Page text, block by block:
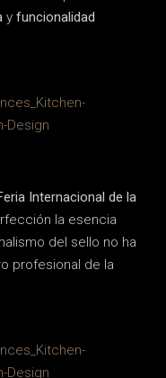
yfuncionalidad
Internacional de la
la esencia
del sello no ha
profesional de la